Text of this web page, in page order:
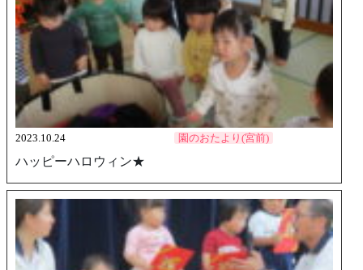
2023.10.24 園のおたより(宮前)
ハッピーハロウィン★